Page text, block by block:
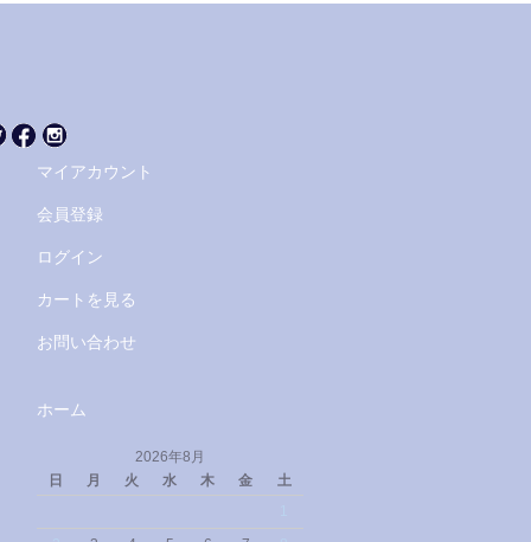
マイアカウント
会員登録
ログイン
カートを見る
お問い合わせ
ホーム
2026年8月
日
月 火 水 木 金
土